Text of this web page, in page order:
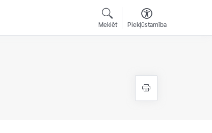
Meklēt Piekļūstamība